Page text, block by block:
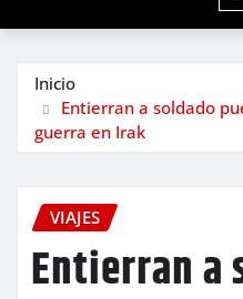
Inicio
Entierran a soldado
guerra en Irak
VIAJES
Entierran a